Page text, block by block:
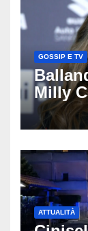
GOSSIP E TV
Milly
Muti e
ATTUALITÀ